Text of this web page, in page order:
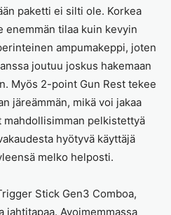
paketti ei silti ole. Korkea
tilaa kuin kevyin
ampumakeppi, joten
joutuu joskus hakemaan
Myös 2-point Gun Rest tekee
järeämmän, mikä voi jakaa
pelkistettyä
hyötyvä käyttäjä
melko helposti.
Stick Gen3 Comboa,
jahtitapaa. Avoimemmassa